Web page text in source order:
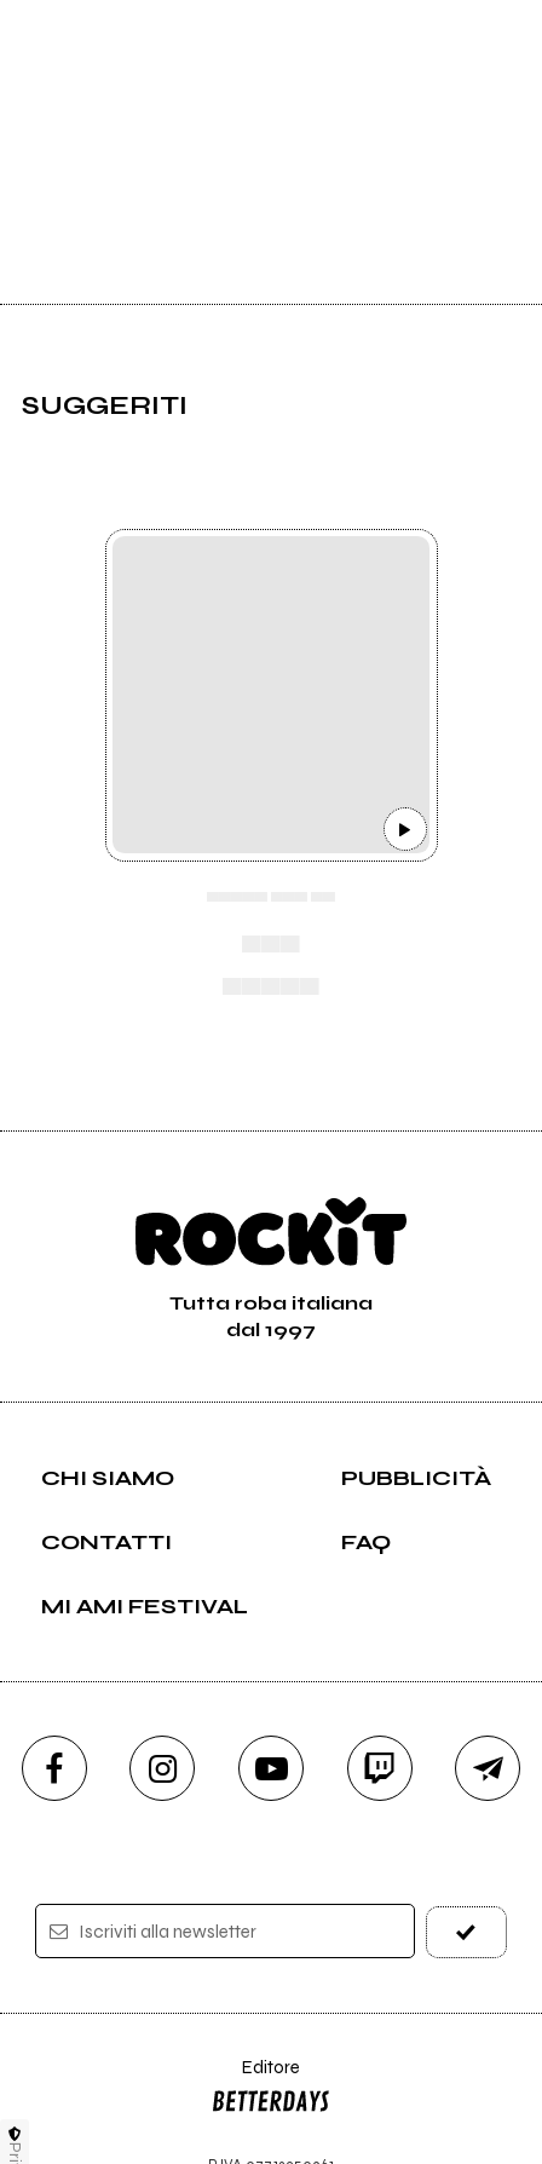
SUGGERITI
Tutta roba italiana
dal 1997
CHI SIAMO PUBBLICITÀ
CONTATTI FAQ
MI AMI FESTIVAL
Iscriviti alla newsletter
Editore